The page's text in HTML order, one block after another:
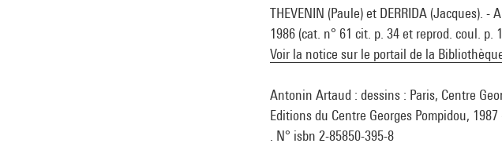
THEVENIN (Paule) et DERRIDA (Jacques).
1986 (cat. n° 61 cit. p. 34 et reprod. coul. p.
Voir la notice sur le portail de la
Antonin Artaud : dessins : Paris, Centre
Editions du Centre Georges Pompidou,
. N° isbn 2-85850-395-8